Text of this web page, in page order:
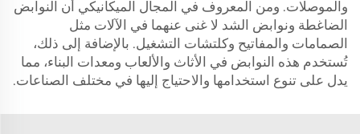
والموصلات. ومن المعروف في المجال الميكانيكي أن النوابض
الضاغطة ونوابض الشد لا غنى عنهما في الآلات مثل
الصمامات والمفاتيح وكلتشات التشغيل. بالإضافة إلى ذلك،
تُستخدم هذه النوابض في الأثاث والألعاب ومعدات البناء، مما
يدل على تنوع استخدامها والاحتياج إليها في مختلف الصناعات.